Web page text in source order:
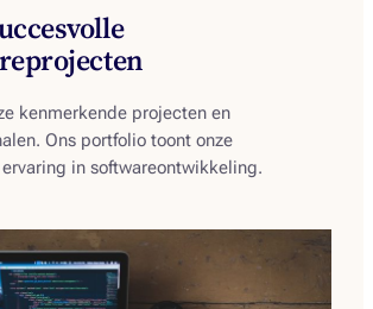
kenmerkende projecten en
Ons portfolio toont onze
in softwareontwikkeling.